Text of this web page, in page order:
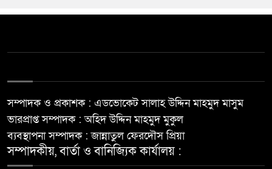
সম্পাদক ও প্রকাশক : এডভোকেট সালাহ উদ্দিন মাহমুদ মাসুম
ভারপ্রাপ্ত সম্পাদক : অহিদ উদ্দিন মাহমুদ মুকুল
ব্যবস্থাপনা সম্পাদক : জান্নাতুল ফেরদৌস প্রিয়া
সম্পাদকীয়, বার্তা ও বানিজ্যিক কার্যালয় :